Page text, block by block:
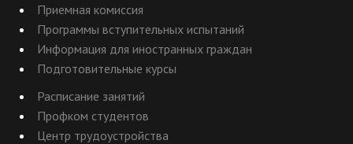
Приемная комиссия
Программы вступительных испытаний
Информация для иностранных граждан
Подготовительные курсы
Расписание занятий
Профком студентов
Центр трудоустройства